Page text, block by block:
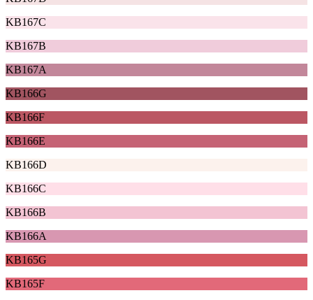
KB167C
KB167B
KB167A
KB166G
KB166F
KB166E
KB166D
KB166C
KB166B
KB166A
KB165G
KB165F